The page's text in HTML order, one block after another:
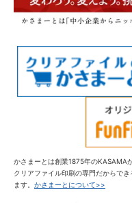
かさまーとは創業1875年のKASAMA
クリアファイル印刷の専門だからで
ます。 かさまーとについて>>